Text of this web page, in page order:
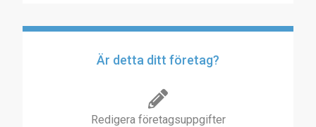
Är detta ditt företag?
Redigera företagsuppgifter